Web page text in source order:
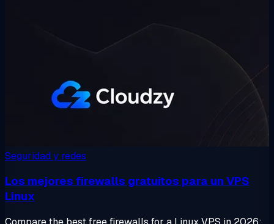
Seguridad y redes
Los mejores firewalls gratuitos para un VPS
Linux